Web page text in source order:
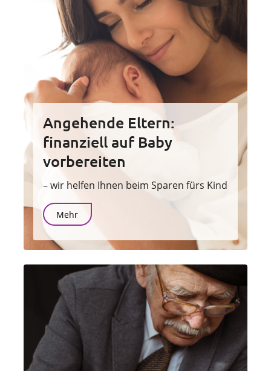
Angehende Eltern:
finanziell auf Baby
vorbereiten
– wir helfen Ihnen beim Sparen fürs Kind
Mehr